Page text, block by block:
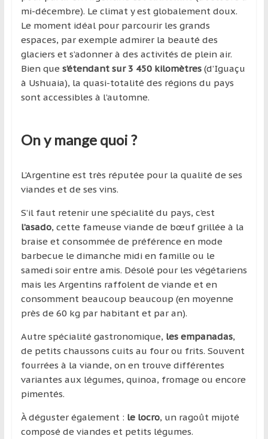
mi-décembre). Le climat y est globalement doux.
Le moment idéal pour parcourir les grands
espaces, par exemple admirer la beauté des
glaciers et s’adonner à des activités de plein air.
Bien que s’étendant sur 3 450 kilomètres(d’Iguaçu
à Ushuaia), la quasi-totalité des régions du pays
sont accessibles à l’automne.
On y mange quoi ?
L’Argentine est très réputée pour la qualité de ses
viandes et de ses vins.
S’il faut retenir une spécialité du pays, c’est
l’asado, cette fameuse viande de bœuf grillée à la
braise et consommée de préférence en mode
barbecue le dimanche midi en famille ou le
samedi soir entre amis. Désolé pour les végétariens
mais les Argentins raffolent de viande et en
consomment beaucoup beaucoup (en moyenne
près de 60 kg par habitant et par an).
Autre spécialité gastronomique, les empanadas,
de petits chaussons cuits au four ou frits. Souvent
fourrées à la viande, on en trouve différentes
variantes aux légumes, quinoa, fromage ou encore
pimentés.
À déguster également : le locro, un ragoût mijoté
composé de viandes et petits légumes.